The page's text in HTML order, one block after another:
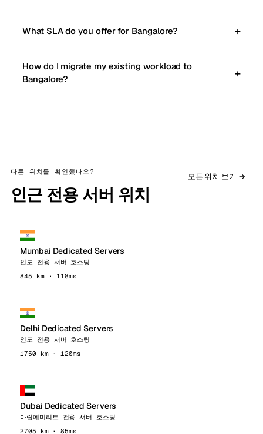
What SLA do you offer for Bangalore?
How do I migrate my existing workload to
Bangalore?
다른 위치를 확인했나요?
인근 전용 서버 위치
모든 위치 보기 →
Mumbai Dedicated Servers
인도 전용 서버 호스팅
845 km · 118ms
Delhi Dedicated Servers
인도 전용 서버 호스팅
1750 km · 120ms
Dubai Dedicated Servers
아랍에미리트 전용 서버 호스팅
2705 km · 85ms